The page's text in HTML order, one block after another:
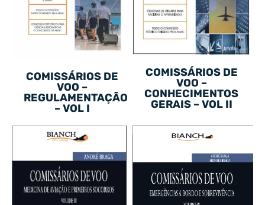
COMISSÁRIOS DE
VOO –
REGULAMENTAÇÃO
– VOL I
COMISSÁRIOS DE
VOO –
CONHECIMENTOS
GERAIS – VOL II